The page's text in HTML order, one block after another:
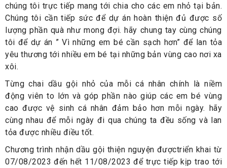
chúng tôi trực tiếp mang tới chia cho các em nhỏ tại bản.
Chúng tôi cần tiếp sức để dự án hoàn thiện đủ được số
lượng phần quà như mong đợi. hãy chung tay cùng chúng
tôi để dự án ” Vì những em bé cần sạch hơn” để lan tỏa
yêu thương tới nhiều em bé tại những bản vùng cao nơi xa
xôi.
Từng chai dầu gội nhỏ của mỗi cá nhân chính là niềm
động viên to lớn và góp phần nào giúp các em bé vùng
cao được vệ sinh cá nhân đảm bảo hơn mỗi ngày. hãy
cùng nhau để mỗi ngày đi qua chúng ta đều sống và lan
tỏa được nhiều điều tốt.
Chương trình nhận dầu gội thiện nguyện đượctriển khai từ
07/08/2023 đến hết 11/08/2023 để trực tiếp kịp trao tới